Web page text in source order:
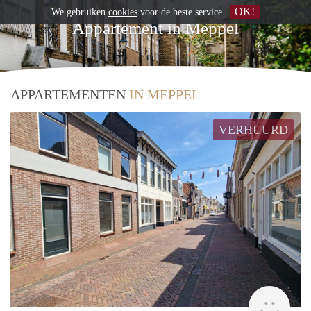
Appartement in Meppel
APPARTEMENTEN IN MEPPEL
VERHUURD
We gebruiken cookies voor de beste service OK!